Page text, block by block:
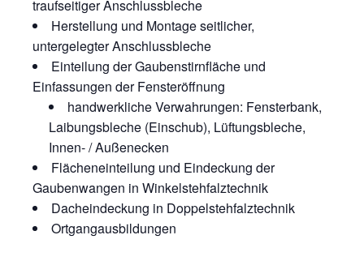
traufseitiger Anschlussbleche
Herstellung und Montage seitlicher,
untergelegter Anschlussbleche
Einteilung der Gaubenstirnfläche und
Einfassungen der Fensteröffnung
handwerkliche Verwahrungen: Fensterbank,
Laibungsbleche (Einschub), Lüftungsbleche,
Innen- / Außenecken
Flächeneinteilung und Eindeckung der
Gaubenwangen in Winkelstehfalztechnik
Dacheindeckung in Doppelstehfalztechnik
Ortgangausbildungen